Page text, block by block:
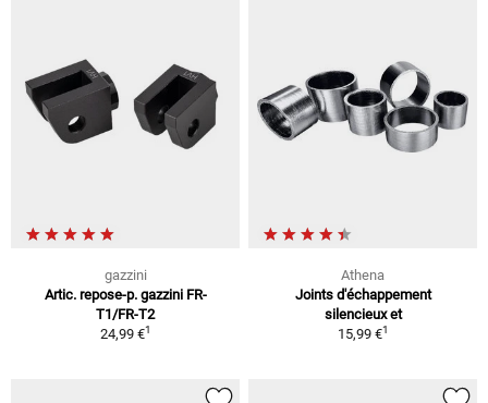
gazzini
Artic. repose-p. gazzini FR-
T1/FR-T2
24,99 €1
Athena
Joints d'échappement
silencieux et
15,99 €1